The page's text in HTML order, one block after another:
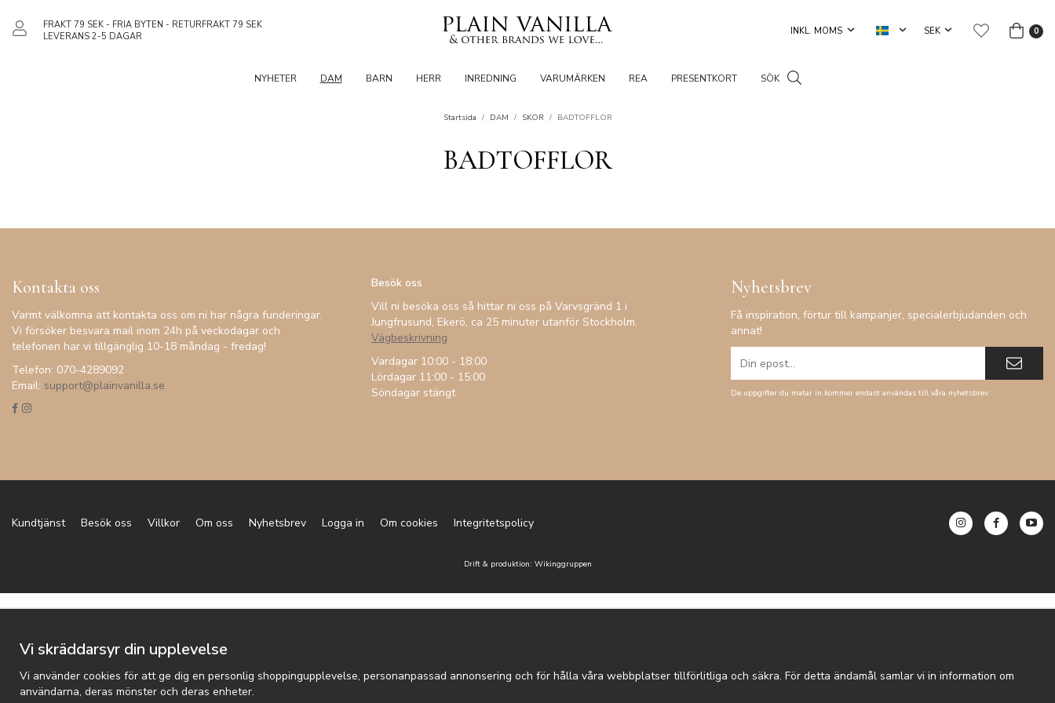
FRAKT 79 SEK - FRIA BYTEN - RETURFRAKT 79 SEK
LEVERANS 2-5 DAGAR
0
NYHETER DAM BARN HERR INREDNING VARUMÄRKEN REA PRESENTKORT SÖK
Startsida / DAM / SKOR / BADTOFFLOR
BADTOFFLOR
Kontakta oss
Varmt välkomna att kontakta oss om ni har några funderingar.
Vi försöker besvara mail inom 24h på veckodagar och
telefonen har vi tillgänglig 10-18 måndag - fredag!
Telefon: 070-4289092
Email: support@plainvanilla.se
Besök oss
Vill ni besöka oss så hittar ni oss på Varvsgränd 1 i
Jungfrusund, Ekerö, ca 25 minuter utanför Stockholm.
Vägbeskrivning
Vardagar 10:00 - 18:00
Lördagar 11:00 - 15:00
Söndagar stängt
Nyhetsbrev
Få inspiration, förtur till kampanjer, specialerbjudanden och
annat!
De uppgifter du matar in kommer endast användas till våra nyhetsbrev.
Kundtjänst Besök oss Villkor Om oss Nyhetsbrev Logga in Om cookies Integritetspolicy
Drift & produktion: Wikinggruppen
Vi skräddarsyr din upplevelse
Vi använder cookies för att ge dig en personlig shoppingupplevelse, personanpassad annonsering och för hålla våra webbplatser tillförlitliga och säkra. För detta ändamål samlar vi in information om
användarna, deras mönster och deras enheter.